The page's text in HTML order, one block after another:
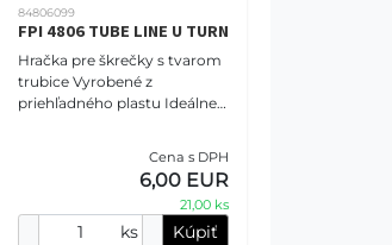
84806099
FPI 4806 TUBE LINE U TURN
Hračka pre škrečky s tvarom
trubice Vyrobené z
priehľadného plastu Ideálne
škrečky Zmiešané farby
Cena s DPH
6,00 EUR
21,00 ks
ks Kúpiť